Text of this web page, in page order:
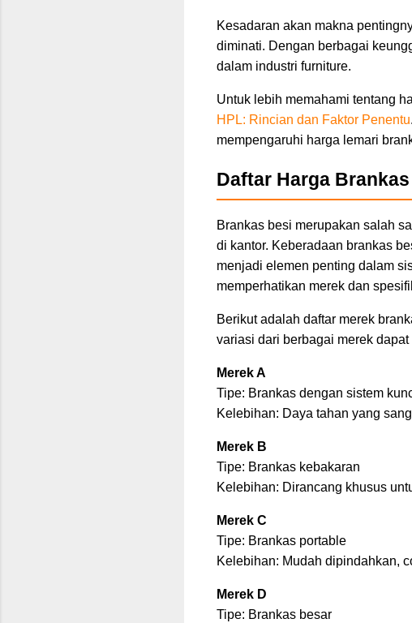
Kesadaran akan makna
diminati. Dengan berbagai
dalam industri furniture.
Untuk lebih memahami tentang
HPL: Rincian dan Faktor Penentu
mempengaruhi harga lemari
Daftar Harga
Brankas besi merupakan salah
di kantor. Keberadaan brankas
menjadi elemen penting dalam
memperhatikan merek dan
Berikut adalah daftar merek
variasi dari berbagai merek
Merek A
Tipe: Brankas dengan sistem
Kelebihan: Daya tahan yang
Merek B
Tipe: Brankas kebakaran
Kelebihan: Dirancang khusus
Merek C
Tipe: Brankas portable
Kelebihan: Mudah dipindahkan,
Merek D
Tipe: Brankas besar